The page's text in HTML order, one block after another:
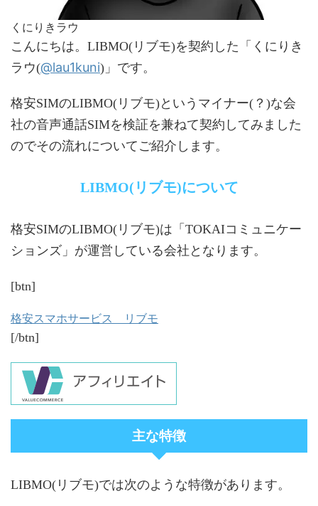
くにりきラウ
こんにちは。LIBMO(リブモ)を契約した「くにりき
ラウ(@lau1kuni)」です。
格安SIMのLIBMO(リブモ)というマイナー(？)な会
社の音声通話SIMを検証を兼ねて契約してみました
のでその流れについてご紹介します。
LIBMO(リブモ)について
格安SIMのLIBMO(リブモ)は「TOKAIコミュニケー
ションズ」が運営している会社となります。
[btn]
格安スマホサービス リブモ
[/btn]
主な特徴
LIBMO(リブモ)では次のような特徴があります。